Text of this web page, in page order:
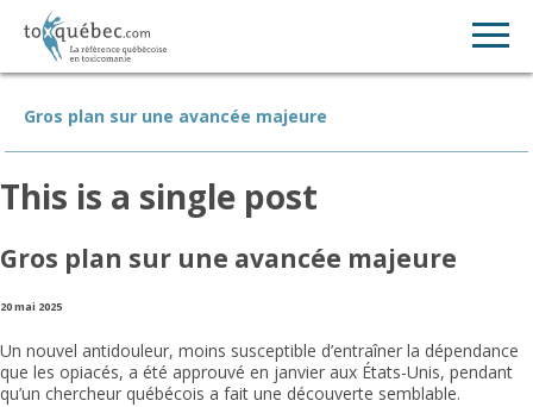
Gros plan sur une avancée majeure
This is a single post
Gros plan sur une avancée majeure
20 mai 2025
Un nouvel antidouleur, moins susceptible d’entraîner la dépendance
que les opiacés, a été approuvé en janvier aux États-Unis, pendant
qu’un chercheur québécois a fait une découverte semblable.